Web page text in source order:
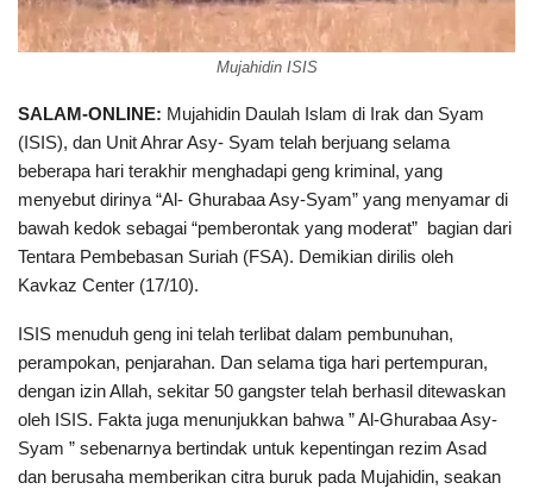
Mujahidin ISIS
SALAM-ONLINE: Mujahidin Daulah Islam di Irak dan Syam
(ISIS), dan Unit Ahrar Asy- Syam telah berjuang selama
beberapa hari terakhir menghadapi geng kriminal, yang
menyebut dirinya “Al- Ghurabaa Asy-Syam” yang menyamar di
bawah kedok sebagai “pemberontak yang moderat” bagian dari
Tentara Pembebasan Suriah (FSA). Demikian dirilis oleh
Kavkaz Center (17/10).
ISIS menuduh geng ini telah terlibat dalam pembunuhan,
perampokan, penjarahan. Dan selama tiga hari pertempuran,
dengan izin Allah, sekitar 50 gangster telah berhasil ditewaskan
oleh ISIS. Fakta juga menunjukkan bahwa ” Al-Ghurabaa Asy-
Syam ” sebenarnya bertindak untuk kepentingan rezim Asad
dan berusaha memberikan citra buruk pada Mujahidin, seakan